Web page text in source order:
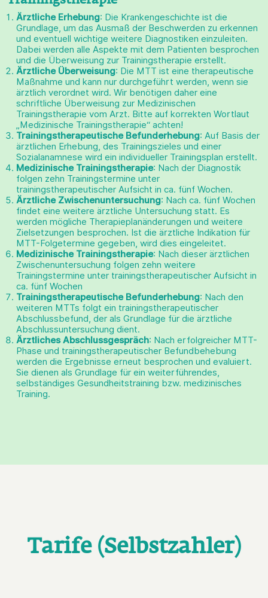
Ärztliche Erhebung: Die Krankengeschichte ist die
Grundlage, um das Ausmaß der Beschwerden zu erkennen
und eventuell wichtige weitere Diagnostiken einzuleiten.
Dabei werden alle Aspekte mit dem Patienten besprochen
und die Überweisung zur Trainingstherapie erstellt.
Ärztliche Überweisung: Die MTT ist eine therapeutische
Maßnahme und kann nur durchgeführt werden, wenn sie
ärztlich verordnet wird. Wir benötigen daher eine
schriftliche Überweisung zur Medizinischen
Trainingstherapie vom Arzt. Bitte auf korrekten Wortlaut
„Medizinische Trainingstherapie“ achten!
Trainingstherapeutische Befunderhebung: Auf Basis der
ärztlichen Erhebung, des Trainingszieles und einer
Sozialanamnese wird ein individueller Trainingsplan erstellt.
Medizinische Trainingstherapie: Nach der Diagnostik
folgen zehn Trainingstermine unter
trainingstherapeutischer Aufsicht in ca. fünf Wochen.
Ärztliche Zwischenuntersuchung: Nach ca. fünf Wochen
findet eine weitere ärztliche Untersuchung statt. Es
werden mögliche Therapieplanänderungen und weitere
Zielsetzungen besprochen. Ist die ärztliche Indikation für
MTT-Folgetermine gegeben, wird dies eingeleitet.
Medizinische Trainingstherapie: Nach dieser ärztlichen
Zwischenuntersuchung folgen zehn weitere
Trainingstermine unter trainingstherapeutischer Aufsicht in
ca. fünf Wochen
Trainingstherapeutische Befunderhebung: Nach den
weiteren MTTs folgt ein trainingstherapeutischer
Abschlussbefund, der als Grundlage für die ärztliche
Abschlussuntersuchung dient.
Ärztliches Abschlussgespräch: Nach erfolgreicher MTT-
Phase und trainingstherapeutischer Befundbehebung
werden die Ergebnisse erneut besprochen und evaluiert.
Sie dienen als Grundlage für ein weiterführendes,
selbständiges Gesundheitstraining bzw. medizinisches
Training.
Tarife (Selbstzahler)